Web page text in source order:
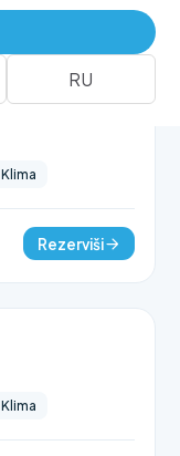
RU
Klima
Rezerviši
Klima